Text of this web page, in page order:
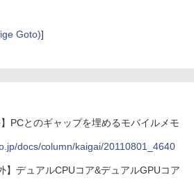
Goto)]
PCとのギャップを埋めるモバイルメモ
docs/column/kaigai/20110801_4640
】デュアルCPUコア&デュアルGPUコア